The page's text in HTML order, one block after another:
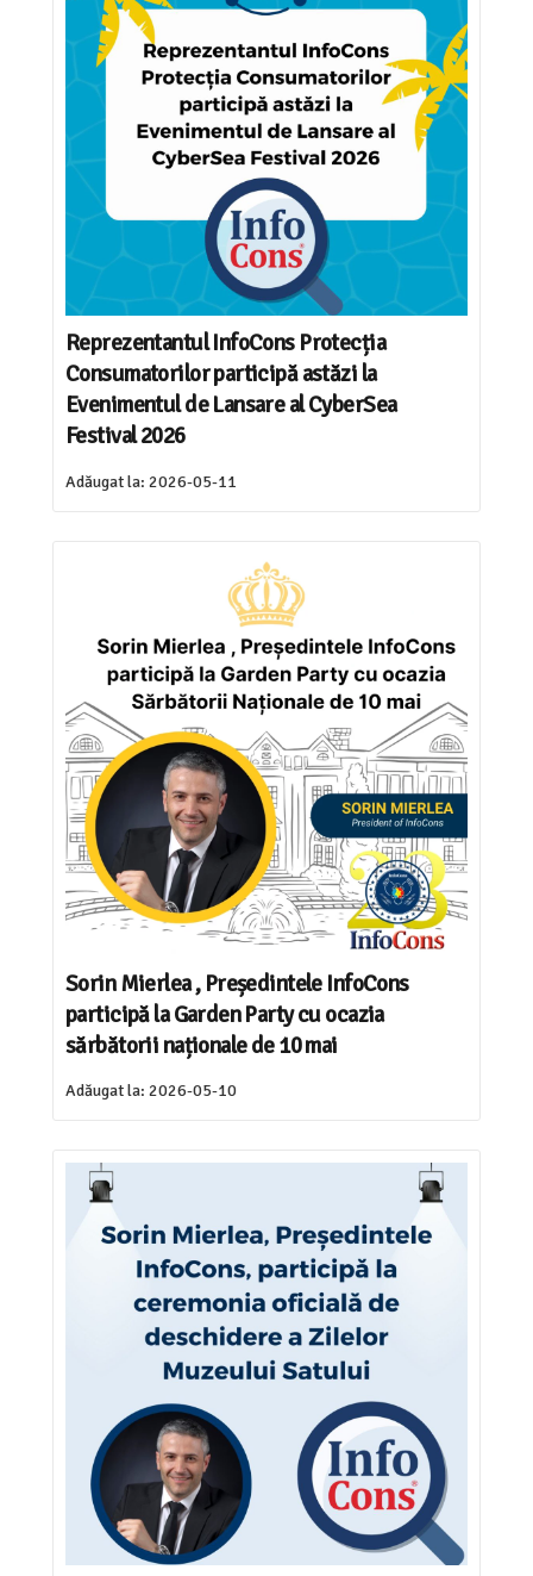
Reprezentantul InfoCons Protecția
Consumatorilor participă astăzi la
Evenimentul de Lansare al CyberSea
Festival 2026
Adăugat la: 2026-05-11
Sorin Mierlea , Președintele InfoCons
participă la Garden Party cu ocazia
sărbătorii naționale de 10 mai
Adăugat la: 2026-05-10